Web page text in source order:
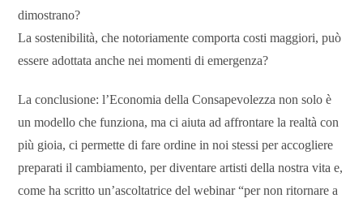
dimostrano?
La sostenibilità, che notoriamente comporta costi maggiori, può
essere adottata anche nei momenti di emergenza?
La conclusione: l’Economia della Consapevolezza non solo è
un modello che funziona, ma ci aiuta ad affrontare la realtà con
più gioia, ci permette di fare ordine in noi stessi per accogliere
preparati il cambiamento, per diventare artisti della nostra vita e,
come ha scritto un’ascoltatrice del webinar “per non ritornare a